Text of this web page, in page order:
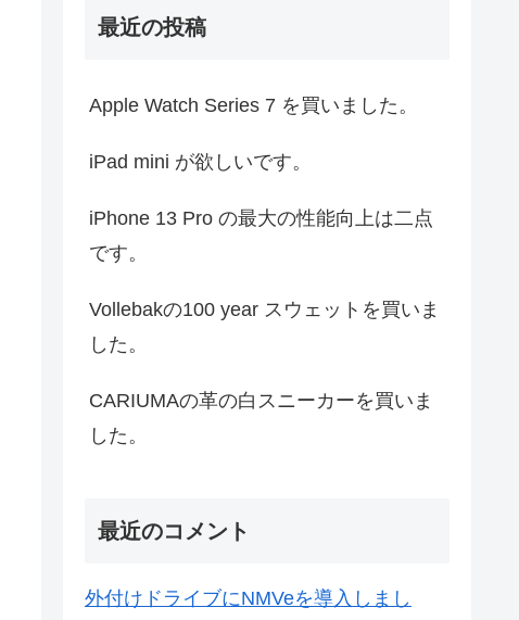
最近の投稿
Apple Watch Series 7 を買いました。
iPad mini が欲しいです。
iPhone 13 Pro の最大の性能向上は二点
です。
Vollebakの100 year スウェットを買いま
した。
CARIUMAの革の白スニーカーを買いま
した。
最近のコメント
外付けドライブにNMVeを導入しまし